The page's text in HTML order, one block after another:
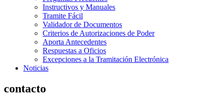
Instructivos y Manuales
Tramite Fácil
Validador de Documentos
Criterios de Autorizaciones de Poder
Aporta Antecedentes
Respuestas a Oficios
Excepciones a la Tramitación Electrónica
Noticias
contacto